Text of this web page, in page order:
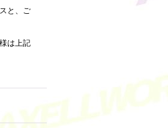
と、ご
は上記